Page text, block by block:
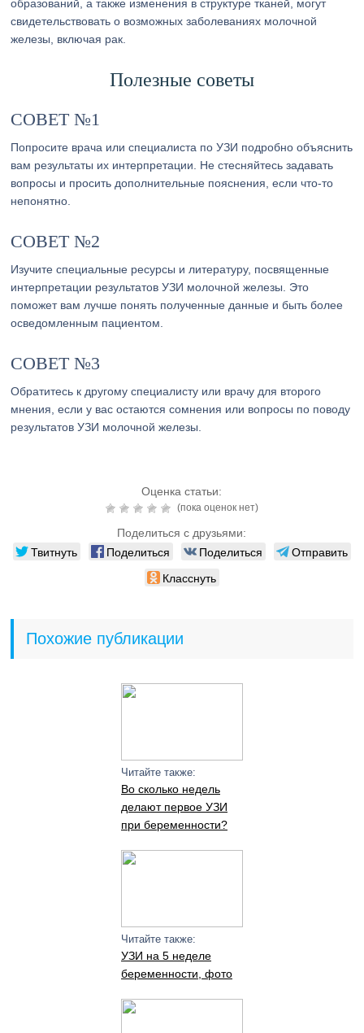
образований, а также изменения в структуре тканей, могут
свидетельствовать о возможных заболеваниях молочной
железы, включая рак.
Полезные советы
СОВЕТ №1
Попросите врача или специалиста по УЗИ подробно объяснить
вам результаты их интерпретации. Не стесняйтесь задавать
вопросы и просить дополнительные пояснения, если что-то
непонятно.
СОВЕТ №2
Изучите специальные ресурсы и литературу, посвященные
интерпретации результатов УЗИ молочной железы. Это
поможет вам лучше понять полученные данные и быть более
осведомленным пациентом.
СОВЕТ №3
Обратитесь к другому специалисту или врачу для второго
мнения, если у вас остаются сомнения или вопросы по поводу
результатов УЗИ молочной железы.
Оценка статьи:
(пока оценок нет)
Поделиться с друзьями:
Твитнуть Поделиться Поделиться
Отправить
Класснуть
Похожие публикации
Читайте также:
Во сколько недель
делают первое УЗИ
при беременности?
Читайте также:
УЗИ на 5 неделе
беременности, фото